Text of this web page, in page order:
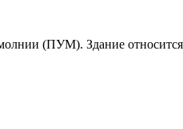
(ПУМ). Здание